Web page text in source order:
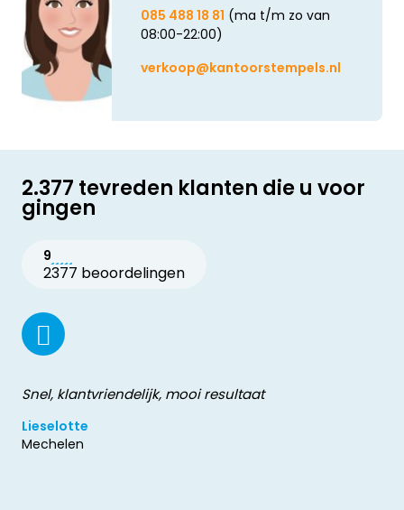
085 488 18 81 (ma t/m zo van
08:00-22:00)
verkoop@kantoorstempels.nl
2.377 tevreden klanten die u voor
gingen
9
2377 beoordelingen
Snel, klantvriendelijk, mooi resultaat
Lieselotte
Mechelen